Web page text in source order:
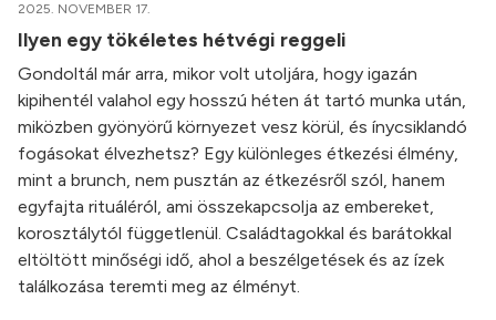
2025. NOVEMBER 17.
Ilyen egy tökéletes hétvégi reggeli
Gondoltál már arra, mikor volt utoljára, hogy igazán
kipihentél valahol egy hosszú héten át tartó munka után,
miközben gyönyörű környezet vesz körül, és ínycsiklandó
fogásokat élvezhetsz? Egy különleges étkezési élmény,
mint a brunch, nem pusztán az étkezésről szól, hanem
egyfajta rituáléról, ami összekapcsolja az embereket,
korosztálytól függetlenül. Családtagokkal és barátokkal
eltöltött minőségi idő, ahol a beszélgetések és az ízek
találkozása teremti meg az élményt.